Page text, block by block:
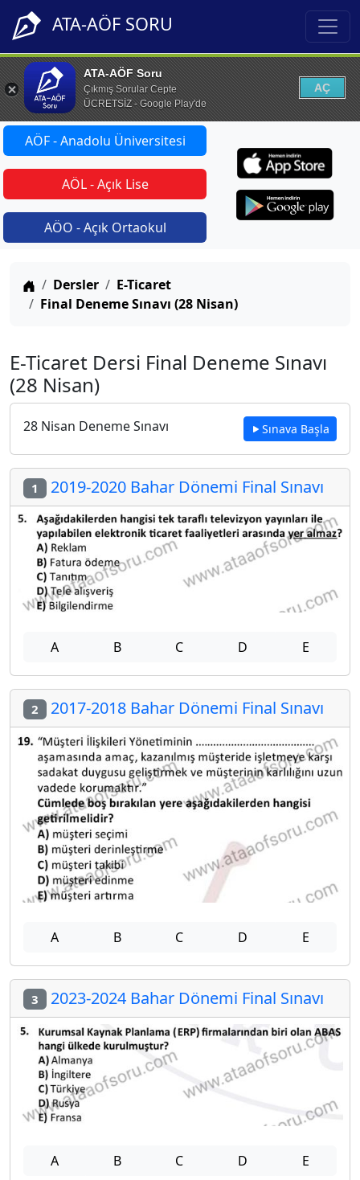
ATA-AÖF SORU
ATA-AÖF Soru
Çıkmış Sorular Cepte
ÜCRETSİZ - Google Play'de
AÇ
AÖF - Anadolu Üniversitesi
AÖL - Açık Lise
AÖO - Açık Ortaokul
Anasayfa
Dersler
E-Ticaret
Final Deneme Sınavı (28 Nisan)
E-Ticaret Dersi Final Deneme Sınavı
(28 Nisan)
28 Nisan Deneme Sınavı Sınava Başla
1 2019-2020 Bahar Dönemi Final Sınavı
A B C D E
2 2017-2018 Bahar Dönemi Final Sınavı
A B C D E
3 2023-2024 Bahar Dönemi Final Sınavı
A B C D E